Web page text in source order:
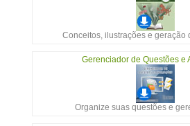
Conceitos, ilustrações e geração
Gerenciador de Questões e
Organize suas questões e